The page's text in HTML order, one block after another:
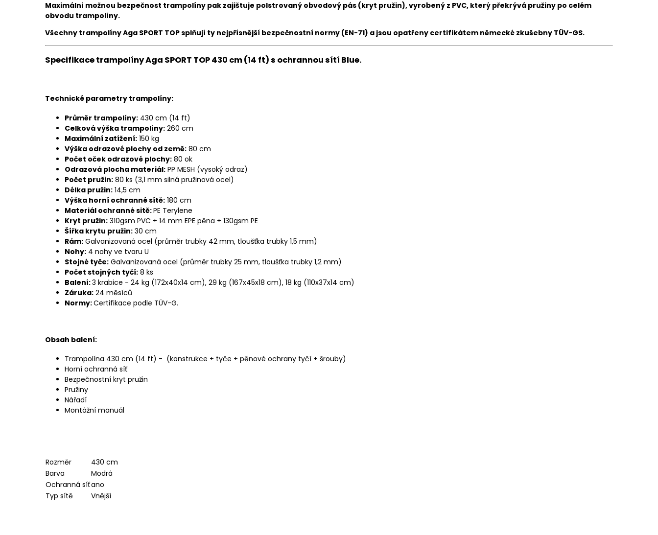
Maximální možnou bezpečnost trampolíny pak zajištuje polstrovaný obvodový pás (kryt pružin), vyrobený z PVC, který překrývá pružiny po celém
obvodu trampolíny.
Všechny trampolínyAga SPORT TOPsplňují ty nejpřísnější bezpečnostní normy (EN-71) a jsou opatřeny certifikátem německé zkušebny TÜV-GS.
Specifikace trampolíny Aga SPORT TOP 430 cm (14 ft) s ochrannou sítí Blue.
Technické parametry trampolíny:
Průměr trampolíny: 430 cm (14 ft)
Celková výška trampolíny: 260 cm
Maximální zatížení: 150 kg
Výška odrazové plochy od země: 80 cm
Počet oček odrazové plochy: 80 ok
Odrazová plocha materiál: PP MESH (vysoký odraz)
Počet pružin: 80 ks (3,1 mm silná pružinová ocel)
Délka pružin: 14,5 cm
Výška horní ochranné sítě: 180 cm
Materiál ochranné sitě:PE Terylene
Kryt pružin: 310gsm PVC + 14 mm EPE pěna + 130gsm PE
Šířka krytu pružin: 30 cm
Rám: Galvanizovaná ocel (průměr trubky 42 mm, tloušťka trubky 1,5 mm)
Nohy: 4 nohy ve tvaru U
Stojné tyče: Galvanizovaná ocel (průměr trubky 25 mm, tloušťka trubky 1,2 mm)
Počet stojných tyčí: 8 ks
Balení:3 krabice - 24 kg (172x40x14 cm), 29 kg (167x45x18 cm), 18 kg (110x37x14 cm)
Záruka: 24 měsíců
Normy:Certifikace podle TÜV-G.
Obsah balení:
Trampolína 430 cm (14 ft) - (konstrukce + tyče + pěnové ochrany tyčí + šrouby)
Horní ochranná síť
Bezpečnostní kryt pružin
Pružiny
Nářadí
Montážní manuál
Rozměr
430 cm
Barva
Modrá
Ochranná síťano
Typ sítě
Vnější